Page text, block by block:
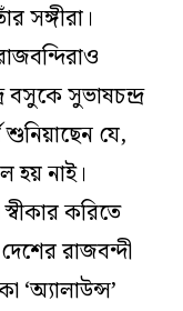
সঙ্গীরা।
সুভাষচন্দ্র
যে,
হয় নাই।
করিতে
রাজবন্দী
‘অ্যালাউন্স’